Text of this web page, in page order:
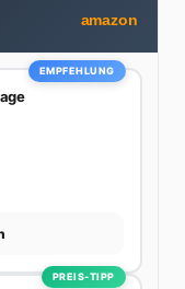
die besten
findet man
Alpen, am Grill
nach dem
einmal richtig
amazon
EMPFEHLUNG
PREIS-TIPP